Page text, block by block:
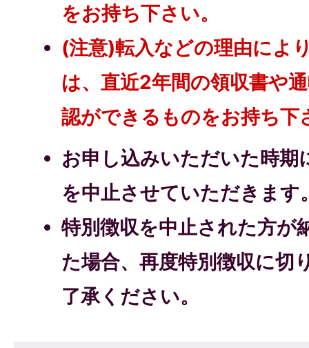
をお持ち下さい。
(注意)転入などの理由によ
は、直近2年間の領収書や
認ができるものをお持ち下
お申し込みいただいた時期
を中止させていただきます
特別徴収を中止された方が
た場合、再度特別徴収に切
了承ください。